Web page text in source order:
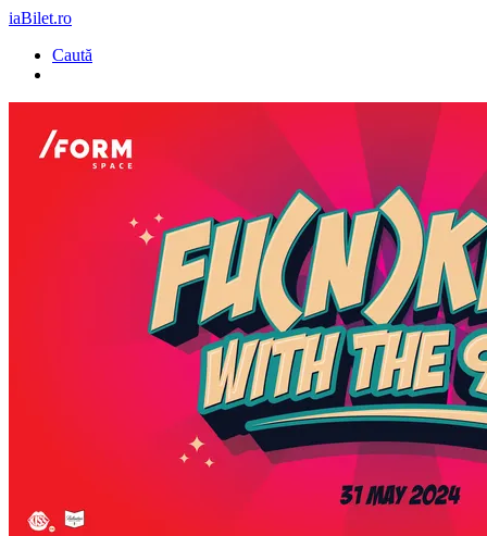
iaBilet.ro
Caută